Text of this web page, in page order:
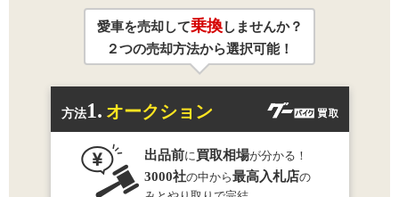
愛車を売却して乗換しませんか？
２つの売却方法から選択可能！
方法1. オークション
出品前に買取相場が分かる！
3000社の中から最高入札店の